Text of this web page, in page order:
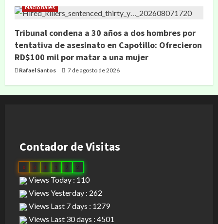
Nacionales
Tribunal condena a 30 años a dos hombres por
tentativa de asesinato en Capotillo: Ofrecieron
RD$100 mil por matar a una mujer
Rafael Santos 7 de agosto de 2026
Contador de Visitas
0 3 1 1 7
Views Today : 110
Views Yesterday : 262
Views Last 7 days : 1279
Views Last 30 days : 4501